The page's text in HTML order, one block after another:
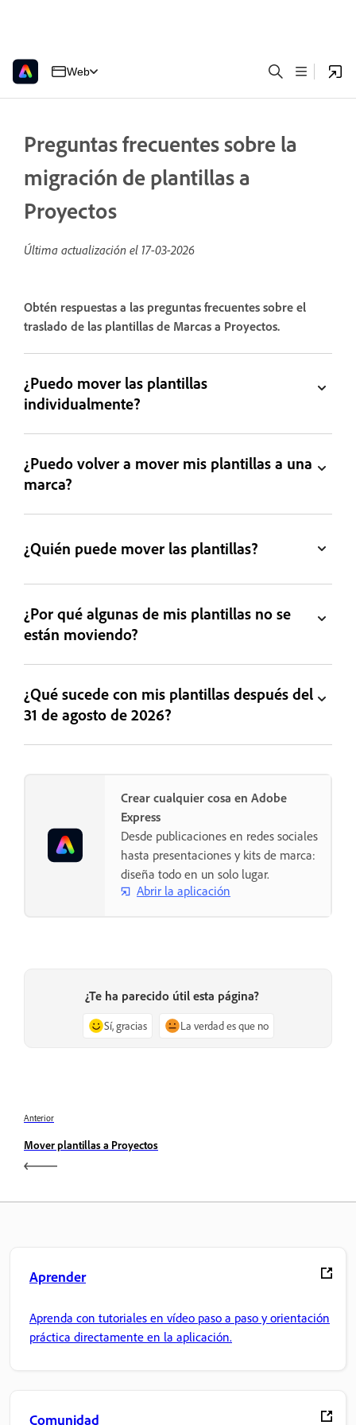
Web
Preguntas frecuentes sobre la
migración de plantillas a
Proyectos
Última actualización el 17-03-2026
Obtén respuestas a las preguntas frecuentes sobre el
traslado de las plantillas de Marcas a Proyectos.
¿Puedo mover las plantillas
individualmente?
¿Puedo volver a mover mis plantillas a una
marca?
¿Quién puede mover las plantillas?
¿Por qué algunas de mis plantillas no se
están moviendo?
¿Qué sucede con mis plantillas después del
31 de agosto de 2026?
Crear cualquier cosa en Adobe
Express
Desde publicaciones en redes sociales
hasta presentaciones y kits de marca:
diseña todo en un solo lugar.
Abrir la aplicación
¿Te ha parecido útil esta página?
Sí, gracias La verdad es que no
Anterior
Mover plantillas a Proyectos
Aprender
Aprenda con tutoriales en vídeo paso a paso y orientación
práctica directamente en la aplicación.
Comunidad